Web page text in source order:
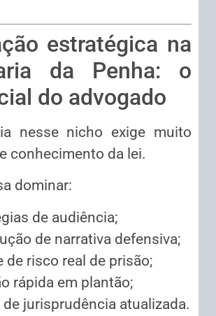
estratégica na
da Penha: o
do advogado
nesse nicho exige muito
conhecimento da lei.
dominar:
de audiência;
de narrativa defensiva;
de risco real de prisão;
rápida em plantão;
de jurisprudência atualizada.